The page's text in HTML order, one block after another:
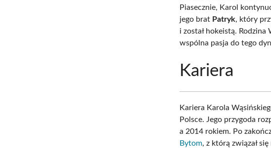
Piasecznie, Karol
jego brat Patryk, który
i został hokeistą.
wspólna pasja do tego
Kariera
Kariera Karola
Polsce. Jego przygoda
a 2014 rokiem. Po
Bytom, z którą związał